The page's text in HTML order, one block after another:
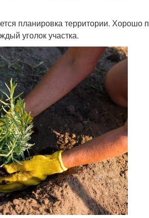
планировка территории. Хорошо
уголок участка.